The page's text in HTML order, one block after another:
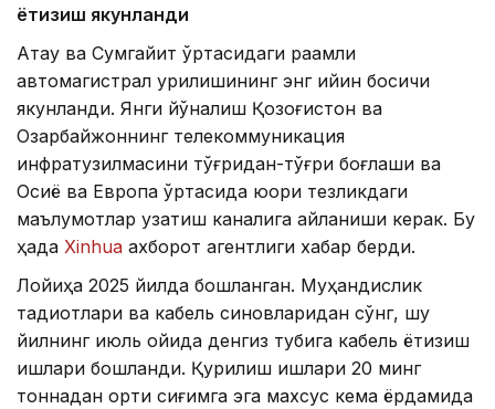
ётқизиш якунланди
Ақтау ва Сумгайит ўртасидаги рақамли
автомагистрал қурилишининг энг қийин босқичи
якунланди. Янги йўналиш Қозоғистон ва
Озарбайжоннинг телекоммуникация
инфратузилмасини тўғридан-тўғри боғлаши ва
Осиё ва Европа ўртасида юқори тезликдаги
маълумотлар узатиш каналига айланиши керак. Бу
ҳақда Xinhua ахборот агентлиги хабар берди.
Лойиҳа 2025 йилда бошланган. Муҳандислик
тадқиқотлари ва кабель синовларидан сўнг, шу
йилнинг июль ойида денгиз тубига кабель ётқизиш
ишлари бошланди. Қурилиш ишлари 20 минг
тоннадан ортиқ сиғимга эга махсус кема ёрдамида